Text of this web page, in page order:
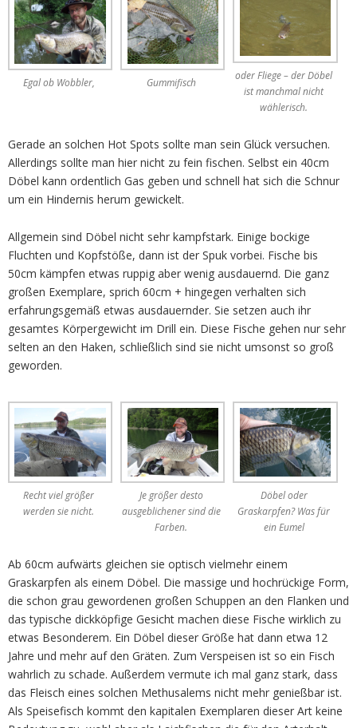
Egal ob Wobbler, Gummifisch
oder Fliege – der Döbel
ist manchmal nicht
wählerisch.
Gerade an solchen Hot Spots sollte man sein Glück versuchen.
Allerdings sollte man hier nicht zu fein fischen. Selbst ein 40cm
Döbel kann ordentlich Gas geben und schnell hat sich die Schnur
um ein Hindernis herum gewickelt.
Allgemein sind Döbel nicht sehr kampfstark. Einige bockige
Fluchten und Kopfstöße, dann ist der Spuk vorbei. Fische bis
50cm kämpfen etwas ruppig aber wenig ausdauernd. Die ganz
großen Exemplare, sprich 60cm + hingegen verhalten sich
erfahrungsgemäß etwas ausdauernder. Sie setzen auch ihr
gesamtes Körpergewicht im Drill ein. Diese Fische gehen nur sehr
selten an den Haken, schließlich sind sie nicht umsonst so groß
geworden.
Recht viel größer
werden sie nicht.
Je größer desto
ausgeblichener sind die
Farben.
Döbel oder
Graskarpfen? Was für
ein Eumel
Ab 60cm aufwärts gleichen sie optisch vielmehr einem
Graskarpfen als einem Döbel. Die massige und hochrückige Form,
die schon grau gewordenen großen Schuppen an den Flanken und
das typische dickköpfige Gesicht machen diese Fische wirklich zu
etwas Besonderem. Ein Döbel dieser Größe hat dann etwa 12
Jahre und mehr auf den Gräten. Zum Verspeisen ist so ein Fisch
wahrlich zu schade. Außerdem vermute ich mal ganz stark, dass
das Fleisch eines solchen Methusalems nicht mehr genießbar ist.
Als Speisefisch kommt den kapitalen Exemplaren dieser Art keine